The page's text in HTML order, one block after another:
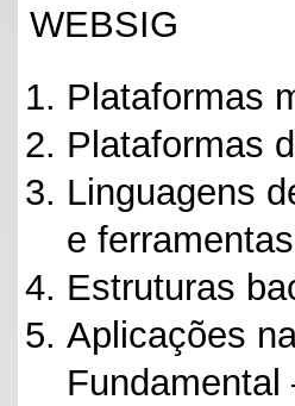
WEBSIG
Plataformas
Plataformas
Linguagens
e
Estruturas
Aplicações